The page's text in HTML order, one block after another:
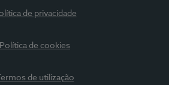
de privacidade
Política de cookies
Termos de utilização